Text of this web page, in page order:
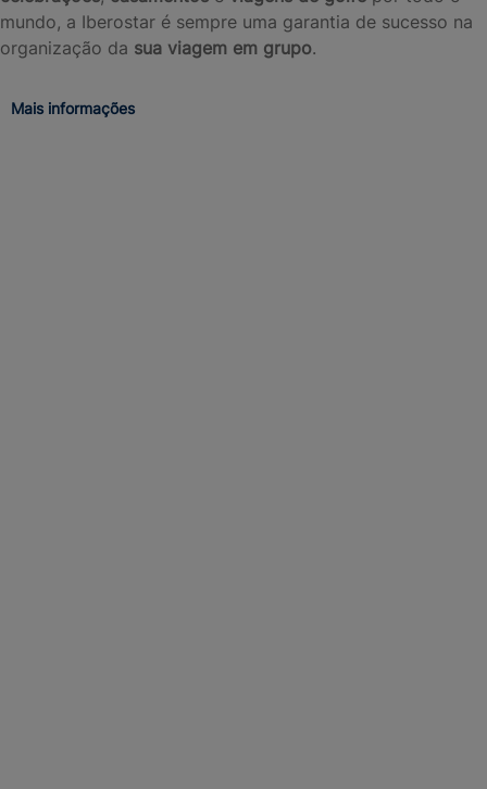
mundo, a Iberostar é sempre uma garantia de sucesso na
organização da sua viagem em grupo.
Mais informações